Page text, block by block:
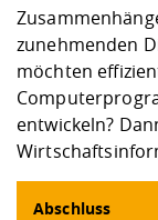
Career Service
Angebote für
Kontakt und
zunehmenden
möchten
entwickeln?
Abschluss